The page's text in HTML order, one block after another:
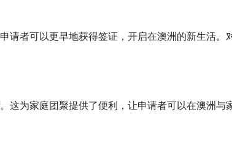
请者可以更早地获得签证，开启在澳洲的新生活。
。这为家庭团聚提供了便利，让申请者可以在澳洲